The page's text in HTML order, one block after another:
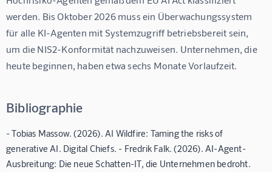
werden. Bis Oktober 2026 muss ein Überwachungssystem
für alle KI-Agenten mit Systemzugriff betriebsbereit sein,
um die NIS2-Konformität nachzuweisen. Unternehmen, die
heute beginnen, haben etwa sechs Monate Vorlaufzeit.
Bibliographie
- Tobias Massow. (2026). AI Wildfire: Taming the risks of
generative AI. Digital Chiefs. - Fredrik Falk. (2026). AI-Agent-
Ausbreitung: Die neue Schatten-IT, die Unternehmen bedroht.